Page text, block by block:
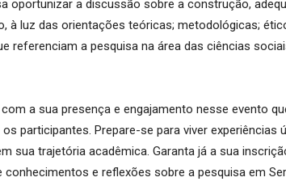
oportunizar a discussão sobre a construção,
à luz das orientações teóricas; metodológicas;
referenciam a pesquisa na área das ciências
a sua presença e engajamento nesse evento
participantes. Prepare-se para viver experiências
sua trajetória acadêmica. Garanta já a sua
conhecimentos e reflexões sobre a pesquisa em